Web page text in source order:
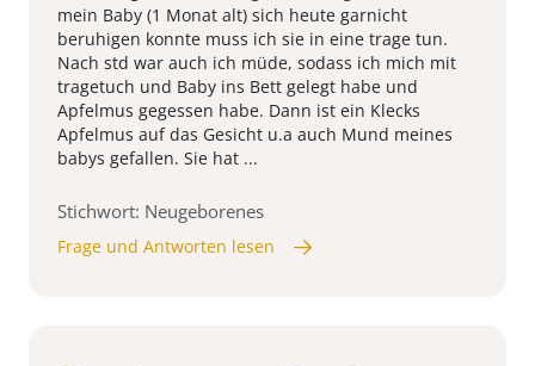
mein Baby (1 Monat alt) sich heute garnicht
beruhigen konnte muss ich sie in eine trage tun.
Nach std war auch ich müde, sodass ich mich mit
tragetuch und Baby ins Bett gelegt habe und
Apfelmus gegessen habe. Dann ist ein Klecks
Apfelmus auf das Gesicht u.a auch Mund meines
babys gefallen. Sie hat ...
Stichwort: Neugeborenes
Frage und Antworten lesen